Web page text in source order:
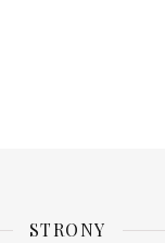
STRONY